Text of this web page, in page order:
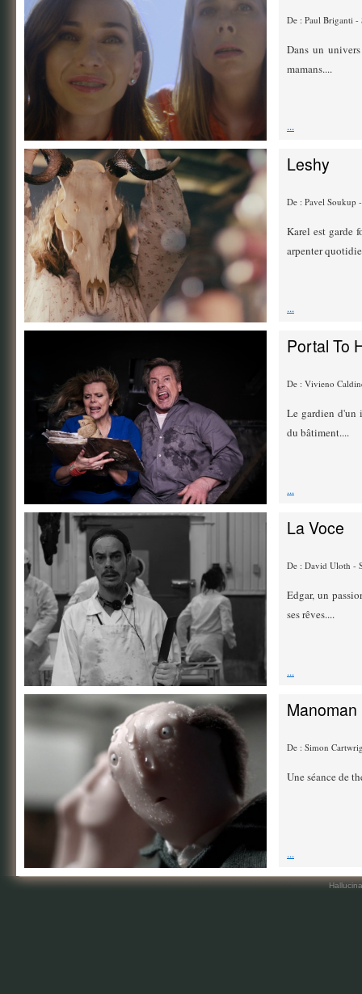
De : Paul Briganti -
Dans un
mamans....
...
Leshy
De : Pavel Soukup
Karel est garde
arpenter
...
Portal To
De : Vivieno
Le gardien d'un
du bâtiment....
...
La Voce
De : David Uloth -
Edgar, un
ses rêves....
...
Manoman
De : Simon
Une séance de
...